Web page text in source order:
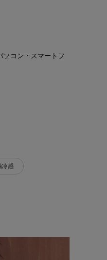
コン・スマートフ
冷感